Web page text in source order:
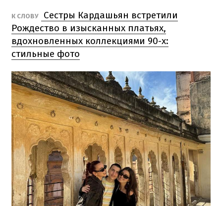
К СЛОВУ
Сестры Кардашьян встретили
Рождество в изысканных платьях,
вдохновленных коллекциями 90-х:
стильные фото